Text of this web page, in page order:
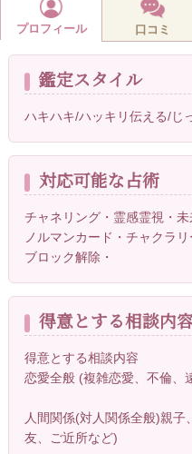
プロフィール 口コミ
鑑定スタイル
ハキハキ/ハッキリ伝える/じ
対応可能な占術
チャネリング・霊感霊視・
ノルマンカード・チャクラ
ブロック解除・
得意とする相談内
得意とする相談内容
恋愛全般 (複雑恋愛、不倫、
人間関係(対人関係全般)親
友、ご近所など)